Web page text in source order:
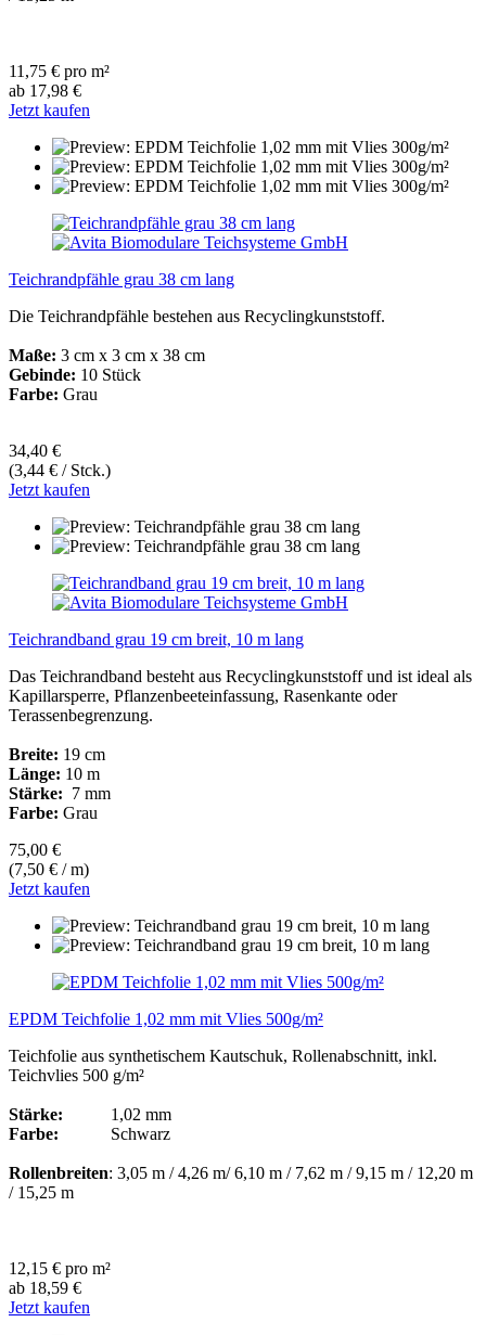
11,75 € pro m²
ab 17,98 €
Jetzt kaufen
Teichrandpfähle grau 38 cm lang
Die Teichrandpfähle bestehen aus Recyclingkunststoff.
Maße: 3 cm x 3 cm x 38 cm
Gebinde: 10 Stück
Farbe: Grau
34,40 €
(3,44 € / Stck.)
Jetzt kaufen
Teichrandband grau 19 cm breit, 10 m lang
Das Teichrandband besteht aus Recyclingkunststoff und ist ideal als
Kapillarsperre, Pflanzenbeeteinfassung, Rasenkante oder
Terassenbegrenzung.
Breite: 19 cm
Länge: 10 m
Stärke: 7 mm
Farbe: Grau
75,00 €
(7,50 € / m)
Jetzt kaufen
EPDM Teichfolie 1,02 mm mit Vlies 500g/m²
Teichfolie aus synthetischem Kautschuk, Rollenabschnitt, inkl.
Teichvlies 500 g/m²
Stärke: 1,02 mm
Farbe:
Schwarz
Rollenbreiten: 3,05 m / 4,26 m/ 6,10 m / 7,62 m / 9,15 m / 12,20 m
/ 15,25 m
12,15 € pro m²
ab 18,59 €
Jetzt kaufen